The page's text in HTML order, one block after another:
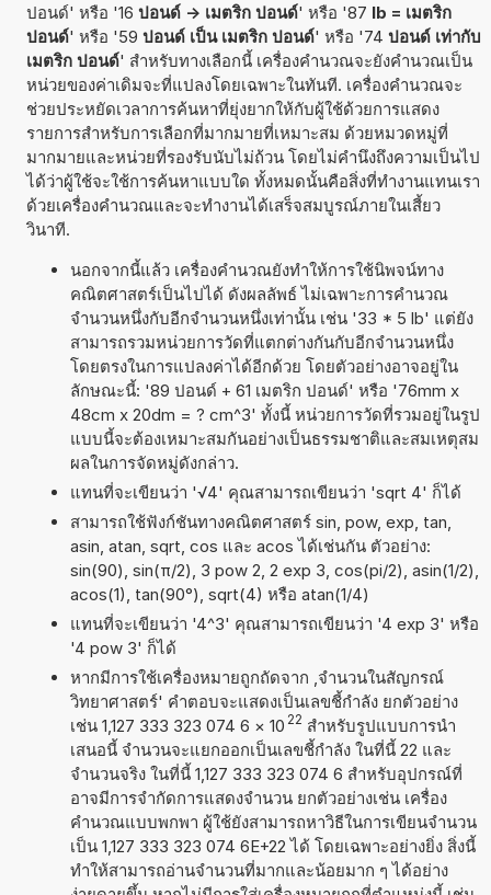
ปอนด์' หรือ '16 ปอนด์ -> เมตริก ปอนด์' หรือ '87 lb = เมตริก
ปอนด์' หรือ '59 ปอนด์ เป็น เมตริก ปอนด์' หรือ '74 ปอนด์ เท่ากับ
เมตริก ปอนด์' สำหรับทางเลือกนี้ เครื่องคำนวณจะยังคำนวณเป็น
หน่วยของค่าเดิมจะที่แปลงโดยเฉพาะในทันที. เครื่องคำนวณจะ
ช่วยประหยัดเวลาการค้นหาที่ยุ่งยากให้กับผู้ใช้ด้วยการแสดง
รายการสำหรับการเลือกที่มากมายที่เหมาะสม ด้วยหมวดหมู่ที่
มากมายและหน่วยที่รองรับนับไม่ถ้วน โดยไม่คำนึงถึงความเป็นไป
ได้ว่าผู้ใช้จะใช้การค้นหาแบบใด ทั้งหมดนั้นคือสิ่งที่ทำงานแทนเรา
ด้วยเครื่องคำนวณและจะทำงานได้เสร็จสมบูรณ์ภายในเสี้ยว
วินาที.
นอกจากนี้แล้ว เครื่องคำนวณยังทำให้การใช้นิพจน์ทาง
คณิตศาสตร์เป็นไปได้ ดังผลลัพธ์ ไม่เฉพาะการคำนวณ
จำนวนหนึ่งกับอีกจำนวนหนึ่งเท่านั้น เช่น '33 * 5 lb' แต่ยัง
สามารถรวมหน่วยการวัดที่แตกต่างกันกับอีกจำนวนหนึ่ง
โดยตรงในการแปลงค่าได้อีกด้วย โดยตัวอย่างอาจอยู่ใน
ลักษณะนี้: '89 ปอนด์ + 61 เมตริก ปอนด์' หรือ '76mm x
48cm x 20dm = ? cm^3' ทั้งนี้ หน่วยการวัดที่รวมอยู่ในรูป
แบบนี้จะต้องเหมาะสมกันอย่างเป็นธรรมชาติและสมเหตุสม
ผลในการจัดหมู่ดังกล่าว.
แทนที่จะเขียนว่า '√4' คุณสามารถเขียนว่า 'sqrt 4' ก็ได้
สามารถใช้ฟังก์ชันทางคณิตศาสตร์ sin, pow, exp, tan,
asin, atan, sqrt, cos และ acos ได้เช่นกัน ตัวอย่าง:
sin(90), sin(π/2), 3 pow 2, 2 exp 3, cos(pi/2), asin(1/2),
acos(1), tan(90°), sqrt(4) หรือ atan(1/4)
แทนที่จะเขียนว่า '4^3' คุณสามารถเขียนว่า '4 exp 3' หรือ
'4 pow 3' ก็ได้
หากมีการใช้เครื่องหมายถูกถัดจาก ,จำนวนในสัญกรณ์
วิทยาศาสตร์' คำตอบจะแสดงเป็นเลขชี้กำลัง ยกตัวอย่าง
เช่น 1,127 333 323 074 6 × 10 22 สำหรับรูปแบบการนำ
เสนอนี้ จำนวนจะแยกออกเป็นเลขชี้กำลัง ในที่นี้ 22 และ
จำนวนจริง ในที่นี้ 1,127 333 323 074 6 สำหรับอุปกรณ์ที่
อาจมีการจำกัดการแสดงจำนวน ยกตัวอย่างเช่น เครื่อง
คำนวณแบบพกพา ผู้ใช้ยังสามารถหาวิธีในการเขียนจำนวน
เป็น 1,127 333 323 074 6E+22 ได้ โดยเฉพาะอย่างยิ่ง สิ่งนี้
ทำให้สามารถอ่านจำนวนที่มากและน้อยมาก ๆ ได้อย่าง